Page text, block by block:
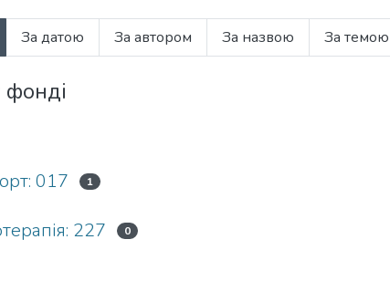
За датою За автором За назвою За темою
017 1
227 0